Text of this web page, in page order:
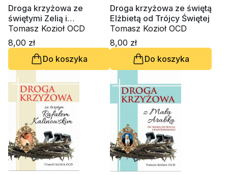
Droga krzyżowa ze
świętymi Zelią i
Ludwikiem Martin
Tomasz Kozioł OCD
8,00 zł
Do koszyka
Droga krzyżowa ze świętą
Elżbietą od Trójcy Świętej
Tomasz Kozioł OCD
8,00 zł
Do koszyka